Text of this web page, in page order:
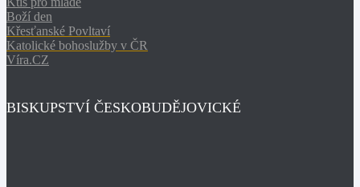
Boží den
Křesťanské Povltaví
Katolické bohoslužby v ČR
Víra.CZ
BISKUPSTVÍ ČESKOBUDĚJOVICKÉ